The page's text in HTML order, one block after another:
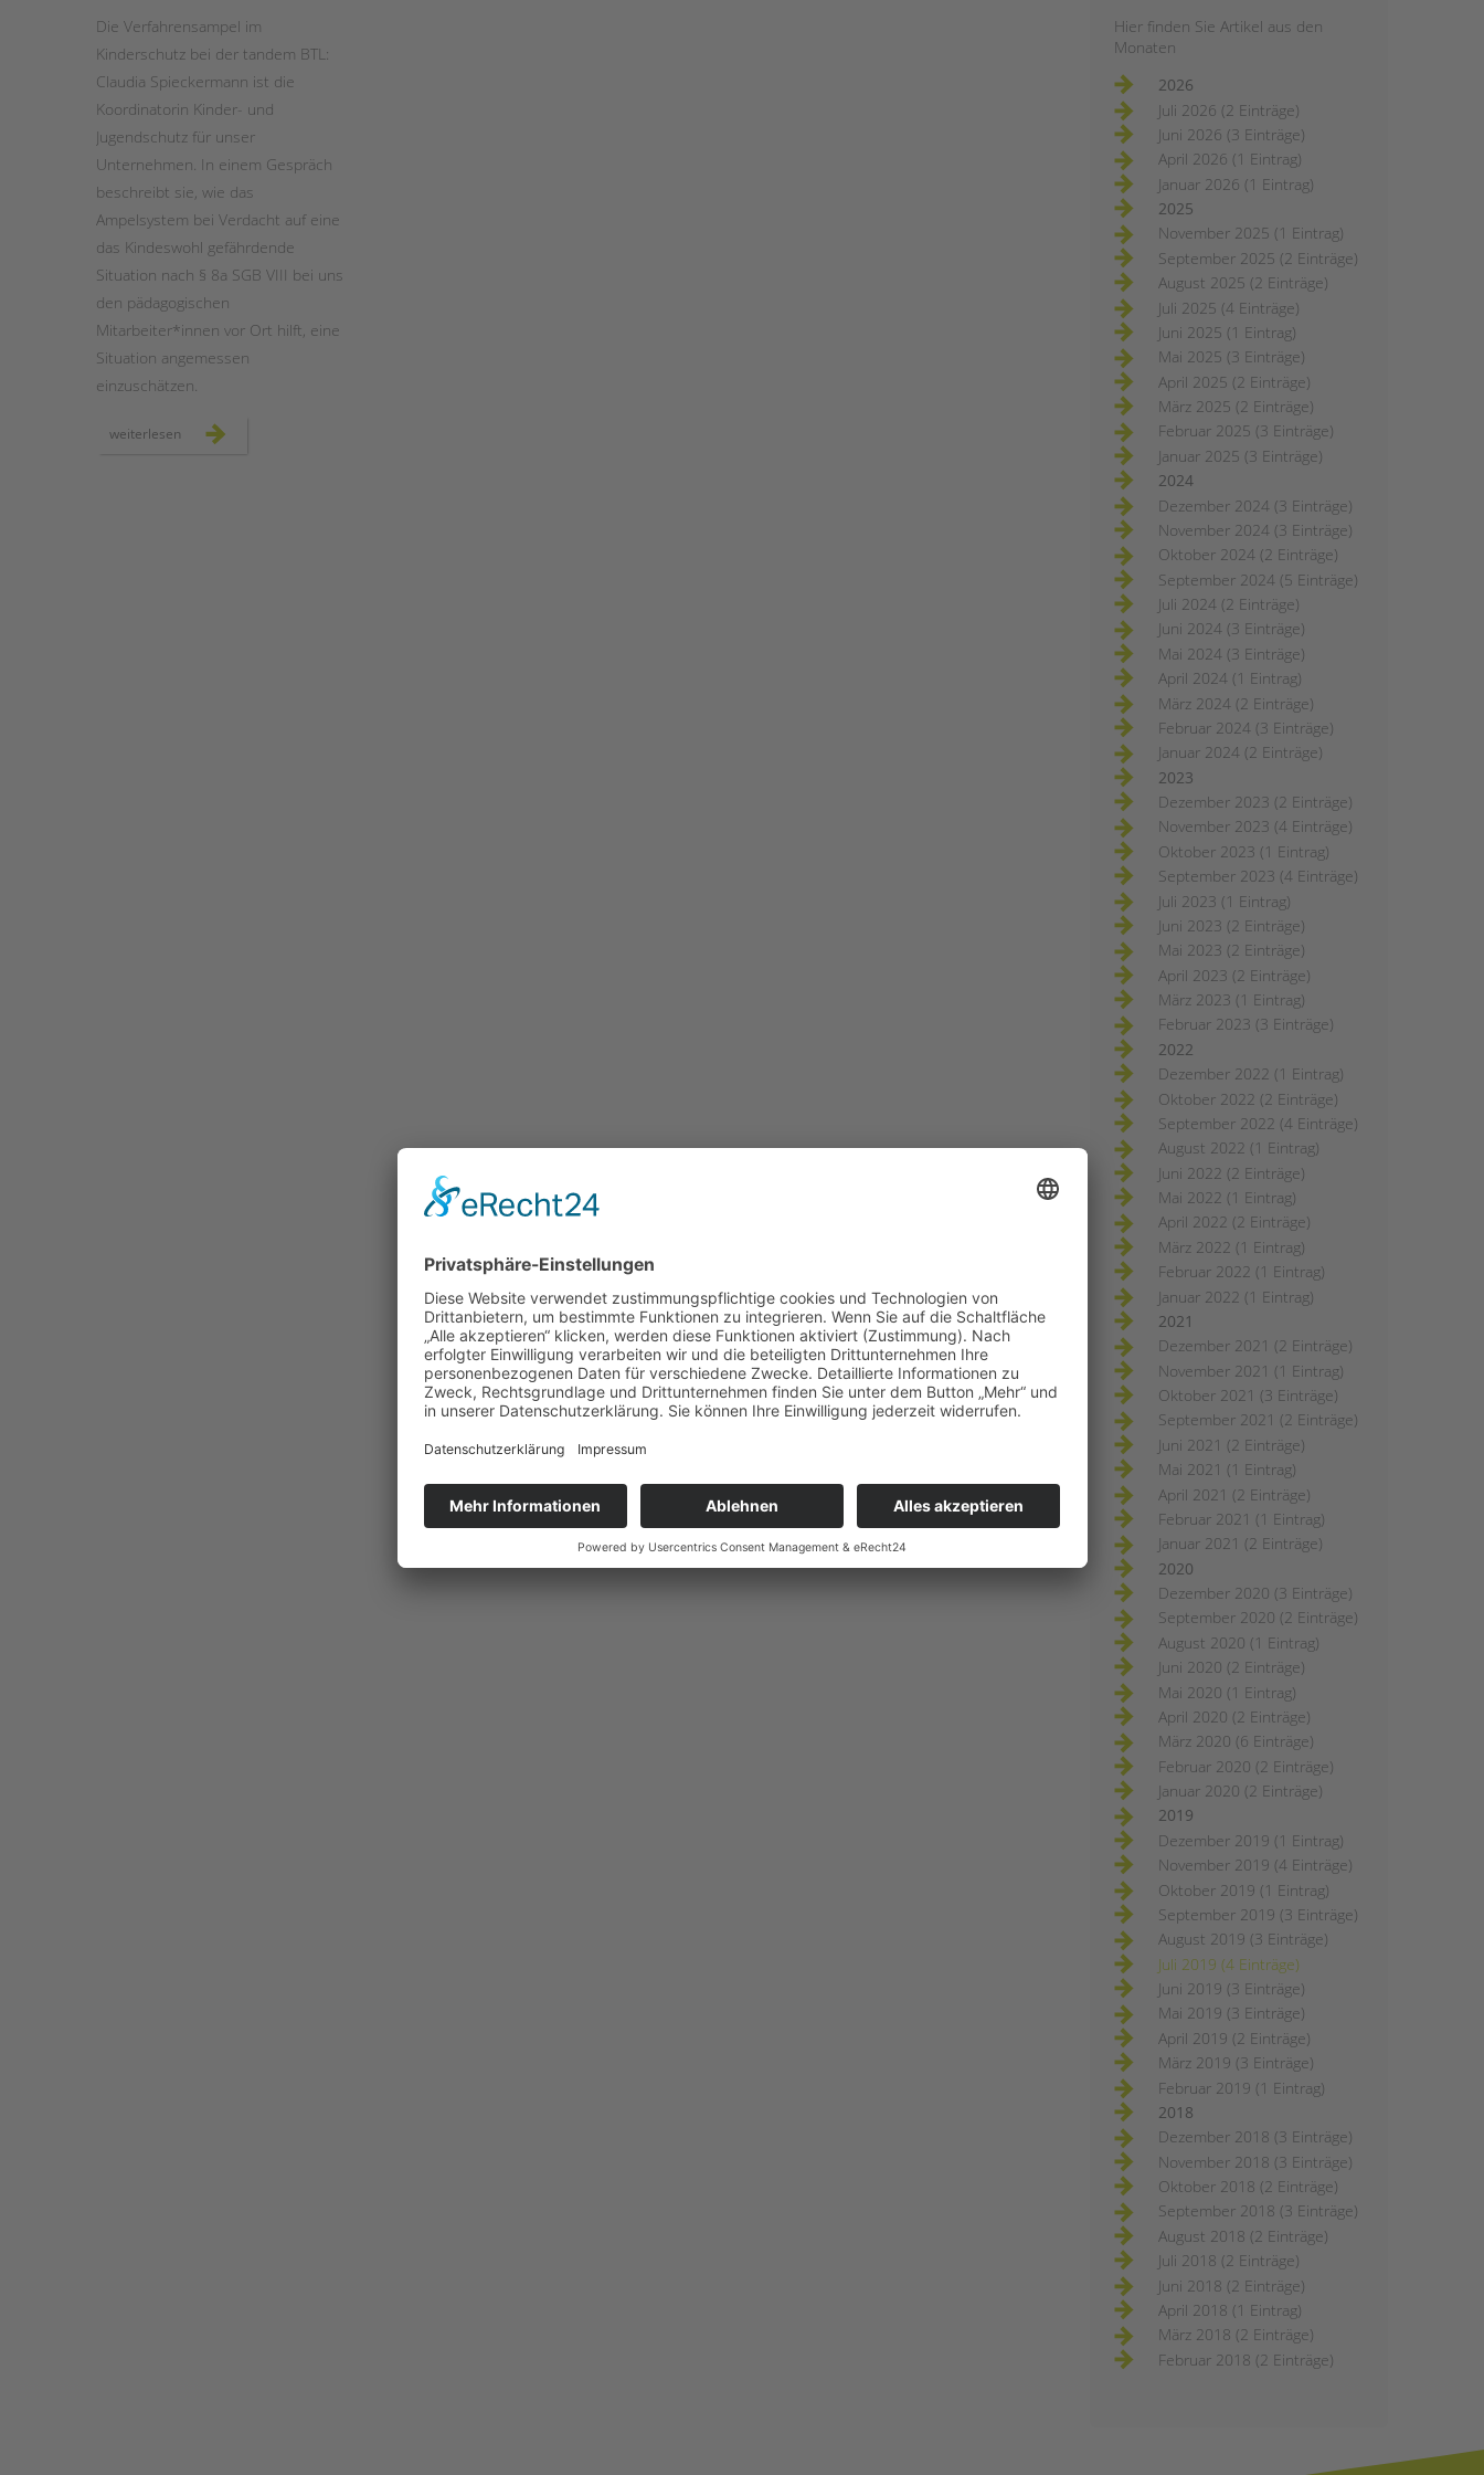
Die Verfahrensampel im
Kinderschutz bei der tandem BTL:
Claudia Spieckermann ist die
Koordinatorin Kinder- und
Jugendschutz für unser
Unternehmen. In einem Gespräch
beschreibt sie, wie das
Ampelsystem bei Verdacht auf eine
das Kindeswohl gefährdende
Situation nach § 8a SGB VIII bei uns
den pädagogischen
Mitarbeiter*innen vor Ort hilft, eine
Situation angemessen
einzuschätzen.
weiterlesen
verfahrensampel
Hier finden Sie Artikel aus den
Monaten
2026
Juli 2026 (2 Einträge)
Juni 2026 (3 Einträge)
April 2026 (1 Eintrag)
Januar 2026 (1 Eintrag)
2025
November 2025 (1 Eintrag)
September 2025 (2 Einträge)
August 2025 (2 Einträge)
Juli 2025 (4 Einträge)
Juni 2025 (1 Eintrag)
Mai 2025 (3 Einträge)
April 2025 (2 Einträge)
März 2025 (2 Einträge)
Februar 2025 (3 Einträge)
Januar 2025 (3 Einträge)
2024
Dezember 2024 (3 Einträge)
November 2024 (3 Einträge)
Oktober 2024 (2 Einträge)
September 2024 (5 Einträge)
Juli 2024 (2 Einträge)
Juni 2024 (3 Einträge)
Mai 2024 (3 Einträge)
April 2024 (1 Eintrag)
März 2024 (2 Einträge)
Februar 2024 (3 Einträge)
Januar 2024 (2 Einträge)
2023
Dezember 2023 (2 Einträge)
November 2023 (4 Einträge)
Oktober 2023 (1 Eintrag)
September 2023 (4 Einträge)
Juli 2023 (1 Eintrag)
Juni 2023 (2 Einträge)
Mai 2023 (2 Einträge)
April 2023 (2 Einträge)
März 2023 (1 Eintrag)
Februar 2023 (3 Einträge)
2022
Dezember 2022 (1 Eintrag)
Oktober 2022 (2 Einträge)
September 2022 (4 Einträge)
August 2022 (1 Eintrag)
Juni 2022 (2 Einträge)
Mai 2022 (1 Eintrag)
April 2022 (2 Einträge)
März 2022 (1 Eintrag)
Februar 2022 (1 Eintrag)
Januar 2022 (1 Eintrag)
2021
Dezember 2021 (2 Einträge)
November 2021 (1 Eintrag)
Oktober 2021 (3 Einträge)
September 2021 (2 Einträge)
Juni 2021 (2 Einträge)
Mai 2021 (1 Eintrag)
April 2021 (2 Einträge)
Februar 2021 (1 Eintrag)
Januar 2021 (2 Einträge)
2020
Dezember 2020 (3 Einträge)
September 2020 (2 Einträge)
August 2020 (1 Eintrag)
Juni 2020 (2 Einträge)
Mai 2020 (1 Eintrag)
April 2020 (2 Einträge)
März 2020 (6 Einträge)
Februar 2020 (2 Einträge)
Januar 2020 (2 Einträge)
2019
Dezember 2019 (1 Eintrag)
November 2019 (4 Einträge)
Oktober 2019 (1 Eintrag)
September 2019 (3 Einträge)
August 2019 (3 Einträge)
Juli 2019 (4 Einträge)
Juni 2019 (3 Einträge)
Mai 2019 (3 Einträge)
April 2019 (2 Einträge)
März 2019 (3 Einträge)
Februar 2019 (1 Eintrag)
2018
Dezember 2018 (3 Einträge)
November 2018 (3 Einträge)
Oktober 2018 (2 Einträge)
September 2018 (3 Einträge)
August 2018 (2 Einträge)
Juli 2018 (2 Einträge)
Juni 2018 (2 Einträge)
April 2018 (1 Eintrag)
März 2018 (2 Einträge)
Februar 2018 (2 Einträge)